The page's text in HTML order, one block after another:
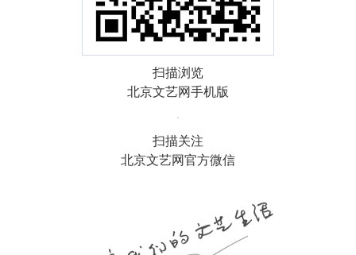
扫描浏览
北京文艺网手机版
扫描关注
北京文艺网官方微信